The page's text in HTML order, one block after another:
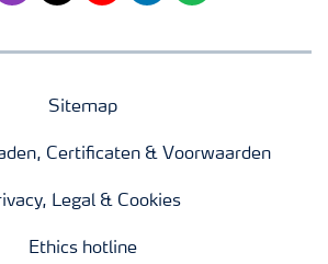
Sitemap
Certificaten & Voorwaarden
Legal & Cookies
Ethics hotline